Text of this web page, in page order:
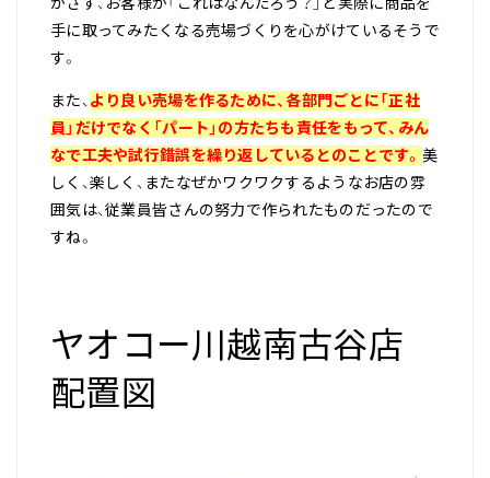
手に取ってみたくなる売場づくりを心がけているそうで
す。
また、より良い売場を作るために、各部門ごとに「正社
員」だけでなく「パート」の方たちも責任をもって、みん
なで工夫や試行錯誤を繰り返しているとのことです。 美
しく、楽しく、またなぜかワクワクするようなお店の雰
囲気は、従業員皆さんの努力で作られたものだったので
すね。
ヤオコー川越南古谷店
配置図